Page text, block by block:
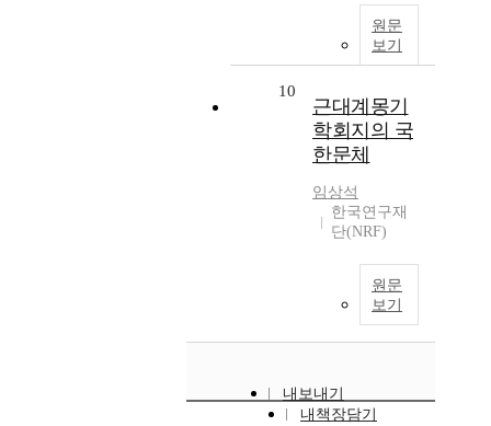
원문
보기
10
근대계몽기
학회지의 국
한문체
임상석
한국연구재
단(NRF)
원문
보기
내보내기
내책장담기